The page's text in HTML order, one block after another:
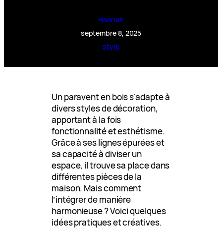
Hannah
septembre 8, 2025
style
Un paravent en bois s’adapte à
divers styles de décoration,
apportant à la fois
fonctionnalité et esthétisme.
Grâce à ses lignes épurées et
sa capacité à diviser un
espace, il trouve sa place dans
différentes pièces de la
maison. Mais comment
l’intégrer de manière
harmonieuse ? Voici quelques
idées pratiques et créatives.